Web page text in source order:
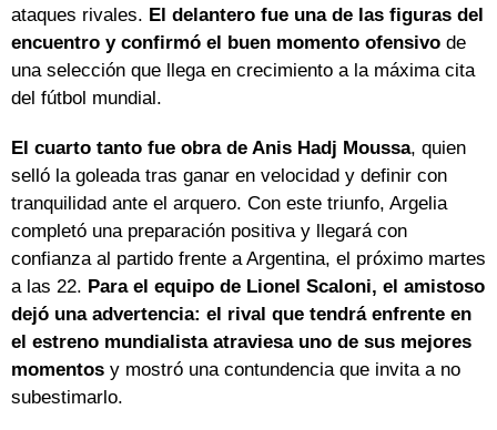
ataques rivales. El delantero fue una de las figuras del
encuentro y confirmó el buen momento ofensivo de
una selección que llega en crecimiento a la máxima cita
del fútbol mundial.
El cuarto tanto fue obra de Anis Hadj Moussa, quien
selló la goleada tras ganar en velocidad y definir con
tranquilidad ante el arquero. Con este triunfo, Argelia
completó una preparación positiva y llegará con
confianza al partido frente a Argentina, el próximo martes
a las 22. Para el equipo de Lionel Scaloni, el amistoso
dejó una advertencia: el rival que tendrá enfrente en
el estreno mundialista atraviesa uno de sus mejores
momentos y mostró una contundencia que invita a no
subestimarlo.